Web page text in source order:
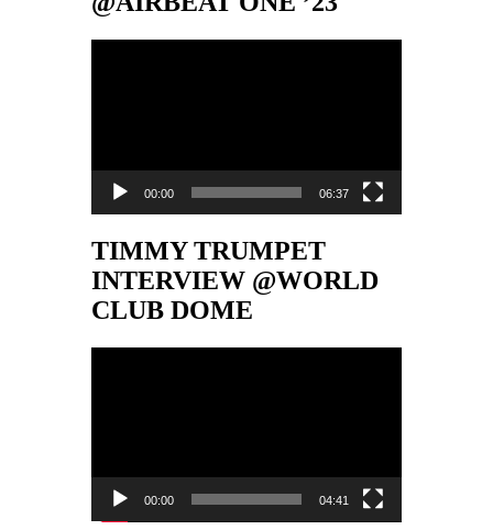
00:00 06:37
TIMMY TRUMPET
INTERVIEW @WORLD
CLUB DOME
00:00 04:41